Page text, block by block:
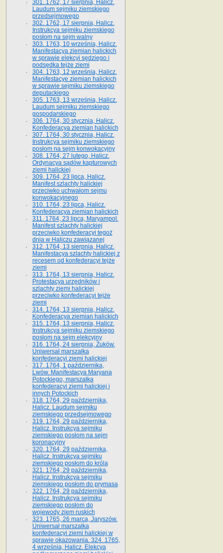
301. 1762, 17 sierpnia, Halicz.
Laudum sejmiku ziemskiego
przedsejmowego
302. 1762, 17 sierpnia, Halicz.
Instrukcya sejmiku ziemskiego
posłom na sejm walny
303. 1763, 10 września, Halicz.
Manifestacya ziemian halickich
w sprawie elekcyi sędziego i
podsędka tejże ziemi
304. 1763, 12 września, Halicz.
Manifestacye ziemian halickich
w sprawie sejmiku ziemskiego
deputackiego
305. 1763, 13 września, Halicz.
Laudum sejmiku ziemskiego
gospodarskiego
306. 1764, 30 stycznia, Halicz.
Konfederacya ziemian halickich
307. 1764, 30 stycznia, Halicz.
Instrukcya sejmiku ziemskiego
posłom na sejm konwokacyjny
308. 1764, 27 lutego, Halicz.
Ordynacya sądów kapturowych
ziemi halickiej
309. 1764, 23 lipca, Halicz.
Manifest szlachty halickiej
przeciwko uchwałom sejmu
konwokacyjnego
310. 1764, 23 lipca, Halicz.
Konfederacya ziemian halickich
311. 1764, 23 lipca, Maryampol.
Manifest szlachty halickiej
przeciwko konfederacyi tegoż
dnia w Haliczu zawiązanej
312. 1764, 13 sierpnia, Halicz.
Manifestacya szlachty halickiej z
recesem od konfederacyi tejże
ziemi
313. 1764, 13 sierpnia, Halicz.
Protestacya urzędników i
szlachty ziemi halickiej
przeciwko konfederacyi tejże
ziemi
314. 1764, 13 sierpnia, Halicz.
Konfederacya ziemian halickich
315. 1764, 13 sierpnia, Halicz.
Instrukcya sejmiku ziemskiego
posłom na sejm elekcyjny
316. 1764, 24 sierpnia, Żuków.
Uniwersał marszałka
konfederacyi ziemi halickiej
317. 1764, 1 października,
Lwów. Manifestacya Maryana
Potockiego, marszałka
konfederacyi ziemi halickiej i
innych Potockich
318. 1764, 29 października,
Halicz. Laudum sejmiku
ziemskiego przedsejmowego
319. 1764, 29 października,
Halicz. Instrukcya sejmiku
ziemskiego posłom na sejm
koronacyjny
320. 1764, 29 października,
Halicz. Instrukcya sejmiku
ziemskiego posłom do króla
321. 1764, 29 października,
Halicz. Instrukcya sejmiku
ziemskiego posłom do prymasa
322. 1764, 29 października,
Halicz. Instrukcya sejmiku
ziemskiego posłom do
wojewody ziem ruskich
323. 1765, 26 marca, Jaryszów.
Uniwersał marszałka
konfederacyi ziemi halickiej w
sprawie okazowania. 324. 1765,
4 września, Halicz. Elekcya